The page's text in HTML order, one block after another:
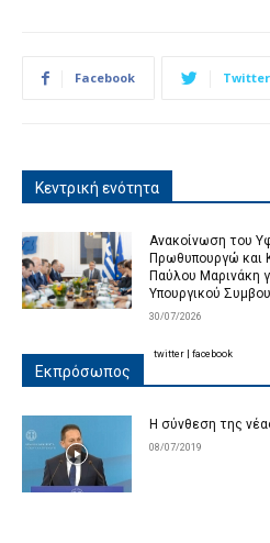
Facebook Twitter
Κεντρική ενότητα
Ανακοίνωση του
Πρωθυπουργώ και
Παύλου Μαρινάκη
Υπουργικού
30/07/2026
Εκπρόσωπος
Η σύνθεση της
08/07/2019
twitter facebook